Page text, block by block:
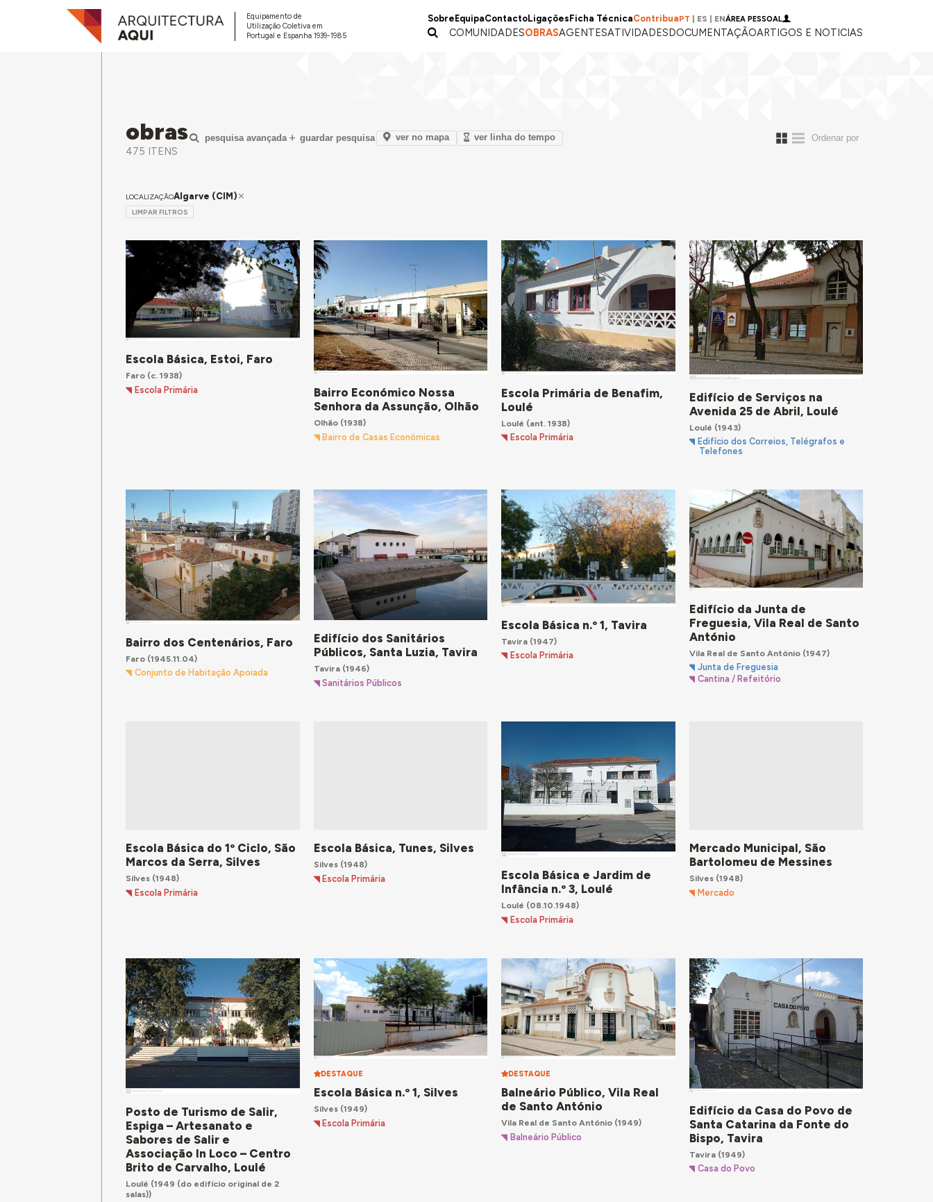
Equipamento de
Utilização Coletiva em
Portugal e Espanha 1939-1985
Sobre EquipaContactoLigações Ficha TécnicaContribuaPT ES ENÁREA PESSOAL
COMUNIDADESOBRASAGENTESATIVIDADESDOCUMENTAÇÃOARTIGOS E NOTICIAS
obras
475 ITENS
pesquisa avançada guardar pesquisa ver no mapa ver linha do tempo
LOCALIZAÇÃOAlgarve (CIM)
LIMPAR FILTROS
Escola Básica, Estoi, Faro
Faro (c. 1938)
Escola Primária
Bairro Económico Nossa
Senhora da Assunção, Olhão
Olhão(1938)
Bairro de Casas Económicas
Escola Primária de Benafim,
Loulé
Loulé (ant. 1938)
Escola Primária
Edifício de Serviços na
Avenida 25 de Abril, Loulé
Loulé (1943)
Edifício dos Correios, Telégrafos e
Telefones
Bairro dos Centenários, Faro
Faro (1945.11.04)
Conjunto de Habitação Apoiada
Edifício dos Sanitários
Públicos, Santa Luzia, Tavira
Tavira(1946)
Sanitários Públicos
Escola Básica n.º 1, Tavira
Tavira (1947)
Escola Primária
Edifício da Junta de
Freguesia, Vila Real de Santo
António
Vila Real de Santo António(1947)
Junta de Freguesia
Cantina / Refeitório
Escola Básica do 1º Ciclo, São
Marcos da Serra, Silves
Silves (1948)
Escola Primária
Escola Básica, Tunes, Silves
Silves(1948)
Escola Primária
Escola Básica e Jardim de
Infância n.º 3, Loulé
Loulé (08.10.1948)
Escola Primária
Mercado Municipal, São
Bartolomeu de Messines
Silves(1948)
Mercado
Posto de Turismo de Salir,
Espiga – Artesanato e
Sabores de Salir e
Associação In Loco – Centro
Brito de Carvalho, Loulé
Loulé (1949 (do edifício original de 2
salas))
DESTAQUE
Escola Básica n.º 1, Silves
Silves(1949)
Escola Primária
DESTAQUE
Balneário Público, Vila Real
de Santo António
Vila Real de Santo António (1949)
Balneário Público
Edifício da Casa do Povo de
Santa Catarina da Fonte do
Bispo, Tavira
Tavira(1949)
Casa do Povo